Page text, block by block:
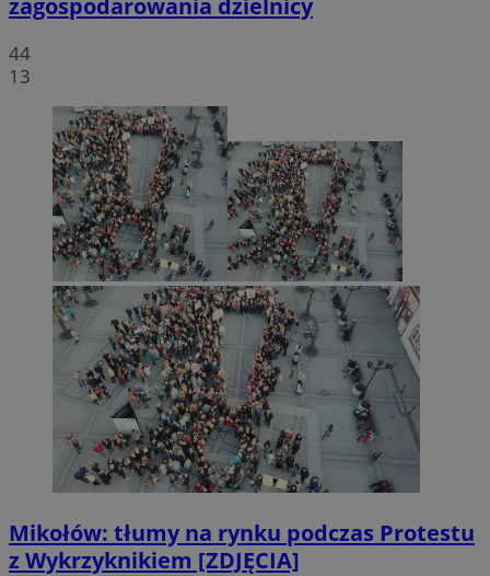
44
13
Mikołów: tłumy na rynku podczas Protestu
z Wykrzyknikiem [ZDJĘCIA]